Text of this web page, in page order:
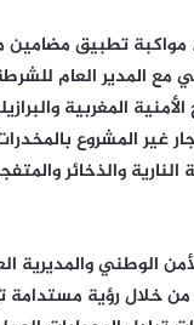
تطبيق مضامين
مع المدير العام
المغربية
غير المشروع
النارية والذخائر
الوطني والمديرية
خلال رؤية مستدامة